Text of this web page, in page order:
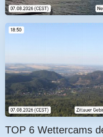
TOP 6 Wettercams